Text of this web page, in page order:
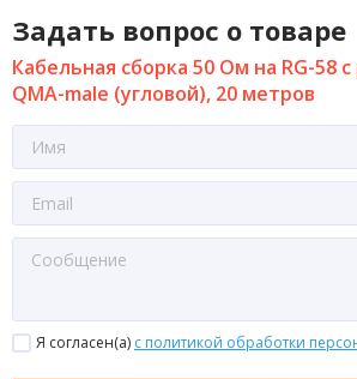
Задать вопрос о товаре
Кабельная сборка 50 Ом на RG-58
QMA-male (угловой), 20 метров
Я согласен(a) с политикой обработки